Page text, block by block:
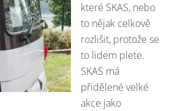
které SKAS, nebo
to nějak celkově
rozlišit, protože se
to lidem plete.
SKAS má
přidělené velké
akce jako